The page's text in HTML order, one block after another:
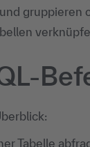
gruppieren
Tabelle